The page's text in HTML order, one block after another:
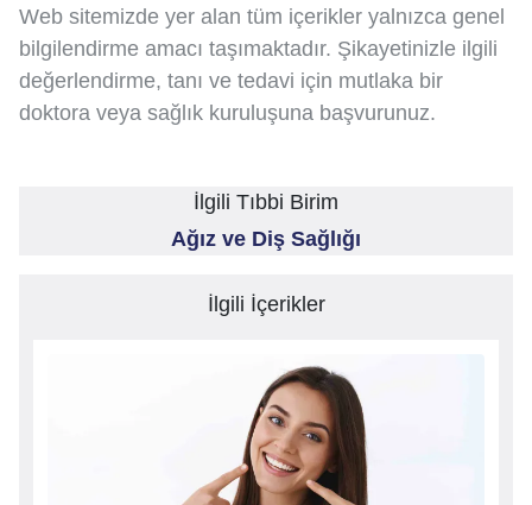
Web sitemizde yer alan tüm içerikler yalnızca genel
bilgilendirme amacı taşımaktadır. Şikayetinizle ilgili
değerlendirme, tanı ve tedavi için mutlaka bir
doktora veya sağlık kuruluşuna başvurunuz.
İlgili Tıbbi Birim
Ağız ve Diş Sağlığı
İlgili İçerikler